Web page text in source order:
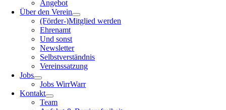
Angebot
Über den Verein
(Förder-)Mitglied werden
Ehrenamt
Und sonst
Newsletter
Selbstverständnis
Vereinssatzung
Jobs
Jobs WirrWarr
Kontakt
Team